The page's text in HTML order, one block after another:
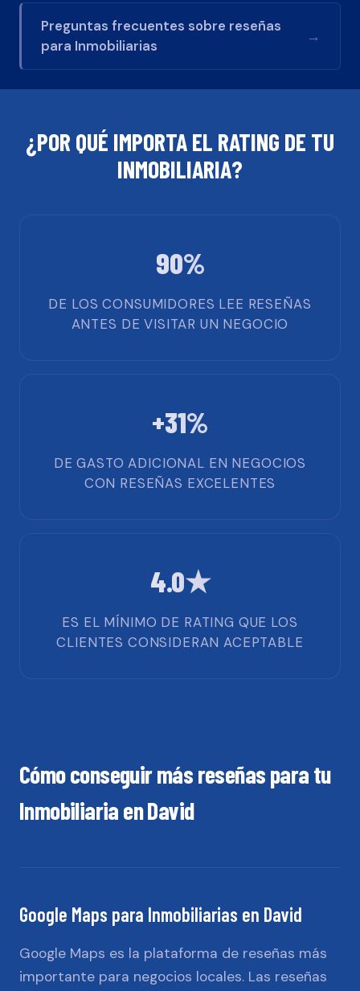
Preguntas frecuentes sobre reseñas
para Inmobiliarias
→
¿POR QUÉ IMPORTA EL RATING DE TU
INMOBILIARIA?
90%
DE LOS CONSUMIDORES LEE RESEÑAS
ANTES DE VISITAR UN NEGOCIO
+31%
DE GASTO ADICIONAL EN NEGOCIOS
CON RESEÑAS EXCELENTES
4.0★
ES EL MÍNIMO DE RATING QUE LOS
CLIENTES CONSIDERAN ACEPTABLE
Cómo conseguir más reseñas para tu
InmobiliariaenDavid
Google Maps para Inmobiliarias en David
Google Maps es la plataforma de reseñas más
importante para negocios locales. Las reseñas